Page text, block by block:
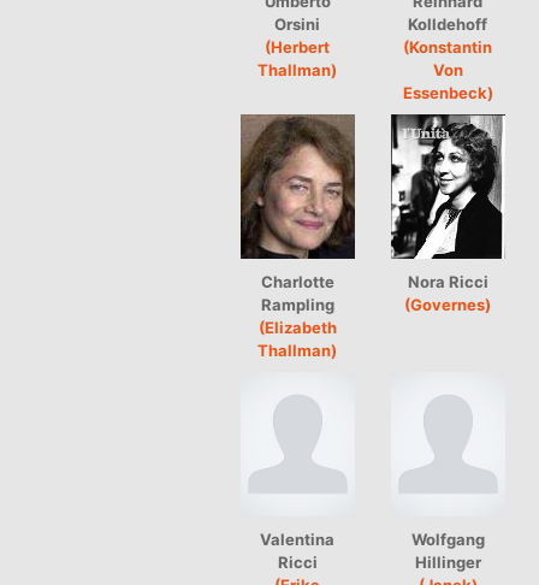
Orsini
(Herbert
Thallman)
Kolldehoff
(Konstantin
Von
Essenbeck)
Charlotte
Rampling
(Elizabeth
Thallman)
Nora Ricci
(Governes)
Valentina
Ricci
Wolfgang
Hillinger